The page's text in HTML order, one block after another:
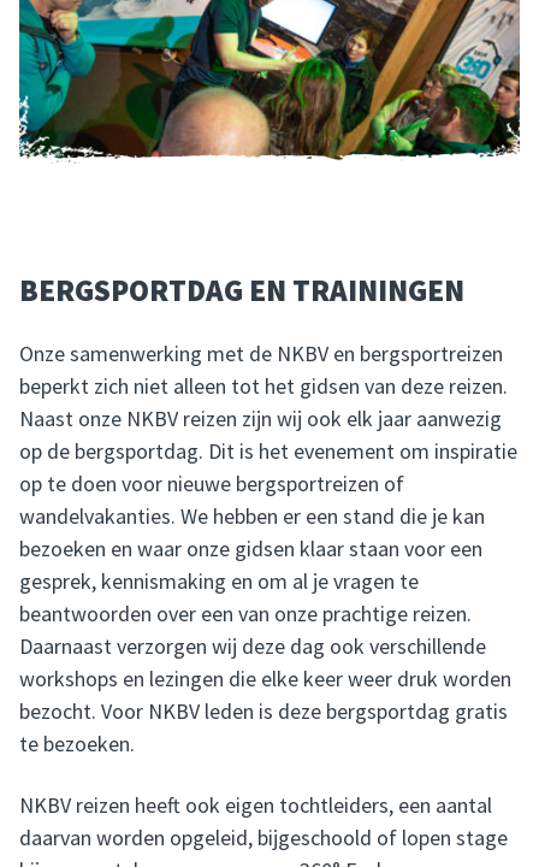
BERGSPORTDAG EN TRAININGEN
Onze samenwerking met de NKBV en bergsportreizen
beperkt zich niet alleen tot het gidsen van deze reizen.
Naast onze NKBV reizen zijn wij ook elk jaar aanwezig
op de bergsportdag. Dit is het evenement om inspiratie
op te doen voor nieuwe bergsportreizen of
wandelvakanties. We hebben er een stand die je kan
bezoeken en waar onze gidsen klaar staan voor een
gesprek, kennismaking en om al je vragen te
beantwoorden over een van onze prachtige reizen.
Daarnaast verzorgen wij deze dag ook verschillende
workshops en lezingen die elke keer weer druk worden
bezocht. Voor NKBV leden is deze bergsportdag gratis
te bezoeken.
NKBV reizen heeft ook eigen tochtleiders, een aantal
daarvan worden opgeleid, bijgeschoold of lopen stage